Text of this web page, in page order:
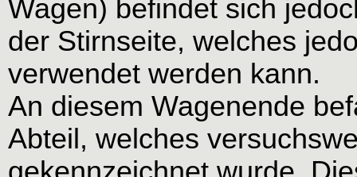
Wagen) befindet sich
der Stirnseite, welches
verwendet werden kann.
An diesem Wagenende
Abteil, welches